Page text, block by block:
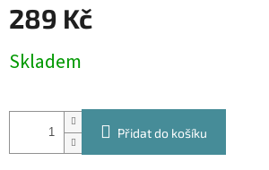
289 Kč
cena:
Skladem
Přidat do košíku